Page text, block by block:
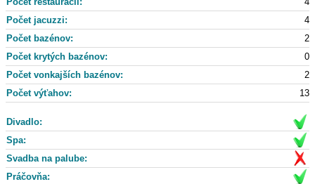
Počet jacuzzi:
4
Počet bazénov:
2
Počet krytých bazénov:
0
Počet vonkajších bazénov:
2
Počet výťahov:
13
Divadlo:
Spa:
Svadba na palube:
Práčovňa: